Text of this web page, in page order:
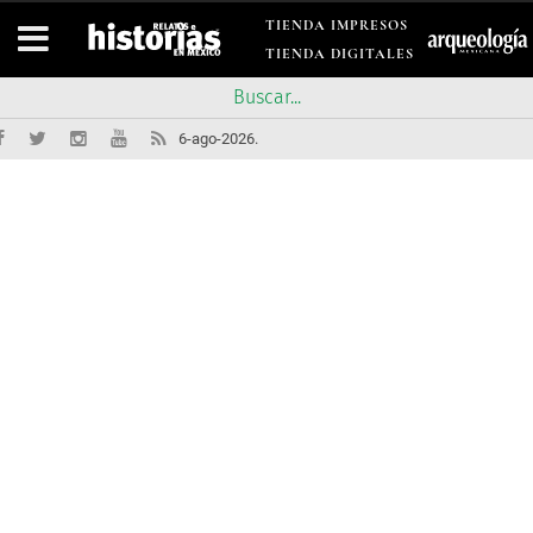
TIENDA IMPRESOS
TIENDA DIGITALES
6-ago-2026.